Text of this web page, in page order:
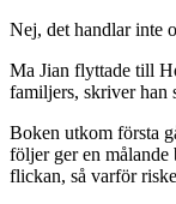
Nej, det handlar inte
Ma Jian flyttade till
familjers, skriver han
Boken utkom första
följer ger en målande
flickan, så varför